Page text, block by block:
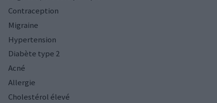
Contraception
Migraine
Hypertension
Diabète type 2
Acné
Allergie
Cholestérol élevé